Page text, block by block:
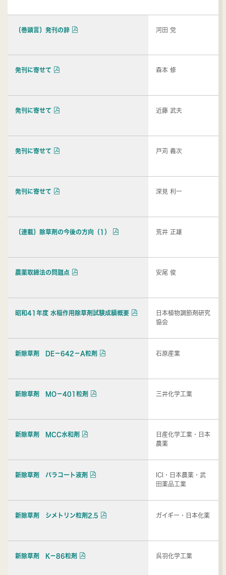
〔巻頭言〕発刊の辞 河田 党
発刊に寄せて 森本 修
発刊に寄せて 近藤 武夫
発刊に寄せて 戸苅 義次
発刊に寄せて 深見 利一
〔連載〕除草剤の今後の方向（1） 荒井 正雄
農薬取締法の問題点 安尾 俊
昭和41年度 水稲作用除草剤試験成績概要
日本植物調節剤研究
協会
新除草剤 DE－642－A粒剤 石原産業
新除草剤 MO－401粒剤 三井化学工業
新除草剤 MCC水和剤
日産化学工業・日本
農薬
新除草剤 パラコート液剤
ICI・日本農薬・武
田薬品工業
新除草剤 シメトリン粒剤2.5 ガイギー・日本化薬
新除草剤 K－86粒剤 呉羽化学工業